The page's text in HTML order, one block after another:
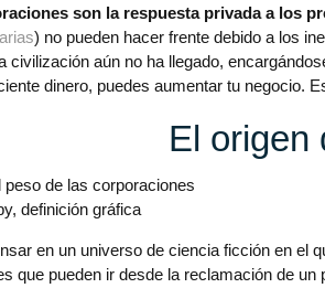
son la respuesta privada a los
) no pueden hacer frente debido a los
civilización aún no ha llegado,
dinero, puedes aumentar tu negocio.
El origen
definición gráfica
en un universo de ciencia ficción en el
que pueden ir desde la reclamación de